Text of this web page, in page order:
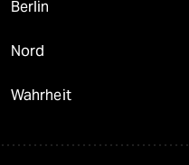
Berlin
Nord
Wahrheit